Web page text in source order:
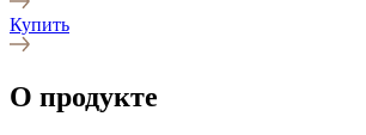
Купить
О продукте